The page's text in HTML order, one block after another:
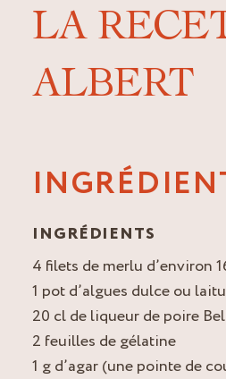
LA
ALBERT
INGRÉDIENTS
4 filets de merlu d’environ
1 pot d’algues dulce ou
20 cl de liqueur de poire
2 feuilles de gélatine
1 g d’agar (une pointe de